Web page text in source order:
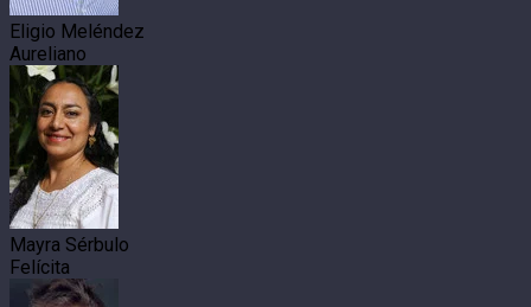
Eligio Meléndez
Aureliano
Mayra Sérbulo
Felícita